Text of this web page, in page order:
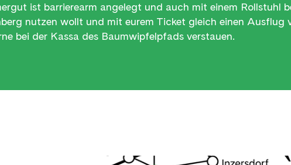
ist barrierearm angelegt und auch mit einem Rollstuhl
nutzen wollt und mit eurem Ticket gleich einen Ausflug
bei der Kassa des Baumwipfelpfads verstauen.